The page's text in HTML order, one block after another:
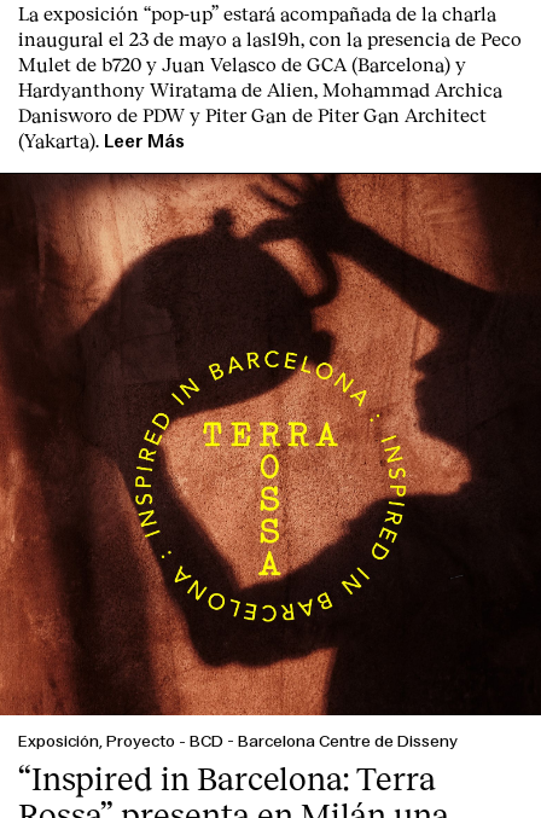
La exposición “pop-up” estará acompañada de la charla
inaugural el 23 de mayo a las19h, con la presencia de Peco
Mulet de b720 y Juan Velasco de GCA (Barcelona) y
Hardyanthony Wiratama de Alien, Mohammad Archica
Danisworo de PDW y Piter Gan de Piter Gan Architect
(Yakarta). Leer Más
Exposición, Proyecto - BCD - Barcelona Centre de Disseny
“Inspired in Barcelona: Terra